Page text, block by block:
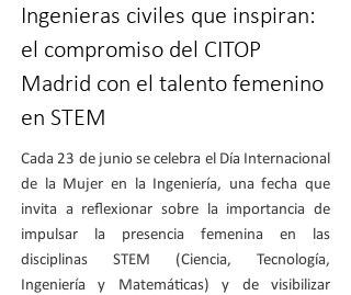
Ingenieras civiles que inspiran:
el compromiso del CITOP
Madrid con el talento femenino
en STEM
Cada 23 de junio se celebra el Día Internacional
de la Mujer en la Ingeniería, una fecha que
invita a reflexionar sobre la importancia de
impulsar la presencia femenina en las
disciplinas STEM (Ciencia, Tecnología,
Ingeniería y Matemáticas) y de visibilizar